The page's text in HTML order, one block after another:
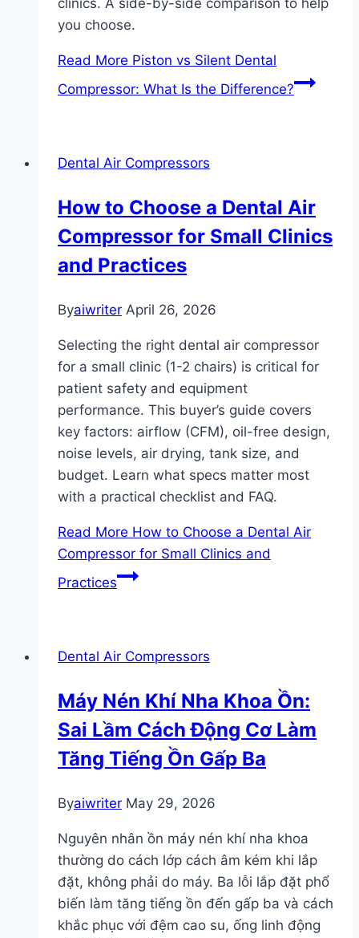
clinics. A side-by-side comparison to help
you choose.
Read More Piston vs Silent Dental
Compressor: What Is the Difference?
Dental Air Compressors
How to Choose a Dental Air
Compressor for Small Clinics
and Practices
Byaiwriter April 26, 2026
Selecting the right dental air compressor
for a small clinic (1-2 chairs) is critical for
patient safety and equipment
performance. This buyer’s guide covers
key factors: airflow (CFM), oil-free design,
noise levels, air drying, tank size, and
budget. Learn what specs matter most
with a practical checklist and FAQ.
Read More How to Choose a Dental Air
Compressor for Small Clinics and
Practices
Dental Air Compressors
Máy Nén Khí Nha Khoa Ồn:
Sai Lầm Cách Động Cơ Làm
Tăng Tiếng Ồn Gấp Ba
Byaiwriter May 29, 2026
Nguyên nhân ồn máy nén khí nha khoa
thường do cách lớp cách âm kém khi lắp
đặt, không phải do máy. Ba lỗi lắp đặt phổ
biến làm tăng tiếng ồn đến gấp ba và cách
khắc phục với đệm cao su, ống linh động